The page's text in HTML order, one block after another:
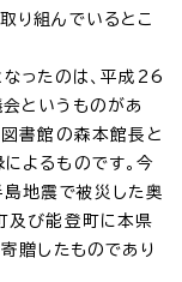
り組んでいるとこ
ったのは、平成26
というものがあ
図書館の森本館長と
よるものです。今
島地震で被災した奥
及び能登町に本県
贈したものであり